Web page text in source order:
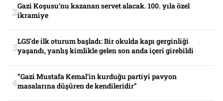
Gazi Koşusu’nu kazanan servet alacak. 100. yıla özel
ikramiye
LGS’de ilk oturum başladı: Bir okulda kapı gerginliği
yaşandı, yanlış kimlikle gelen son anda içeri girebildi
“Gazi Mustafa Kemal’in kurduğu partiyi pavyon
masalarına düşüren de kendileridir”